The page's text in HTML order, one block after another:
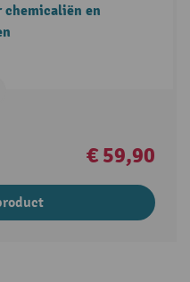
chemicaliën en
€ 59,90